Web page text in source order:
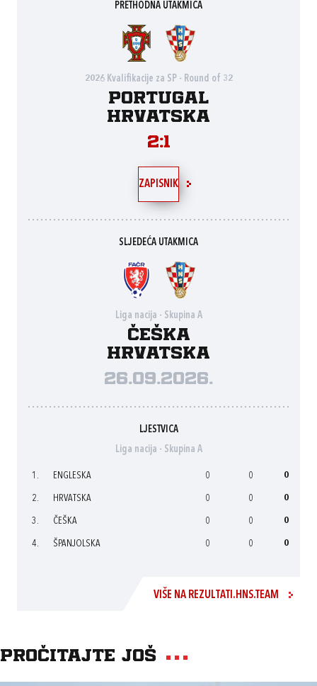
PRETHODNA UTAKMICA
2026 Kvalifikacije za SP - Round of 32
Portugal
Hrvatska
2:1
ZAPISNIK
SLJEDEĆA UTAKMICA
Liga nacija - Skupina A
Češka
Hrvatska
26.09.2026.
LJESTVICA
Liga nacija - Skupina A
1. ENGLESKA 0 0 0
2. HRVATSKA 0 0 0
3. ČEŠKA 0 0 0
4. ŠPANJOLSKA 0 0 0
VIŠE NA REZULTATI.HNS.TEAM
Pročitajte još